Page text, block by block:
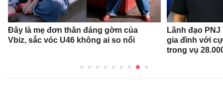
Đây là mẹ đơn thân đáng gờm của
Vbiz, sắc vóc U46 không ai so nổi
Lãnh đạo
gia đình với
trong vụ